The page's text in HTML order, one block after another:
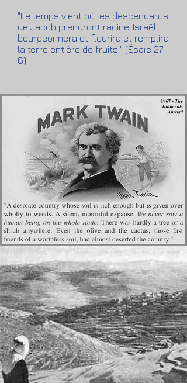
"Le temps vient où les descendants
de Jacob prendront racine. Israël
bourgeonnera et fleurira et remplira
la terre entière de fruits!" (Ésaïe 27:
6)